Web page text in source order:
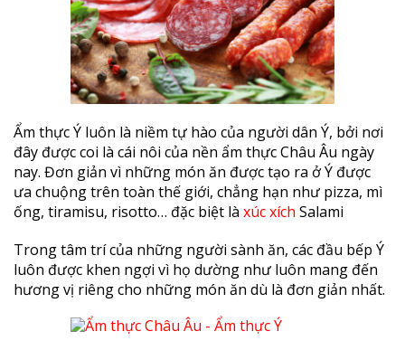
Ẩm thực Ý luôn là niềm tự hào của người dân Ý, bởi nơi
đây được coi là cái nôi của nền ẩm thực Châu Âu ngày
nay. Đơn giản vì những món ăn được tạo ra ở Ý được
ưa chuộng trên toàn thế giới, chẳng hạn như pizza, mì
ống, tiramisu, risotto… đặc biệt là xúc xích Salami
Trong tâm trí của những người sành ăn, các đầu bếp Ý
luôn được khen ngợi vì họ dường như luôn mang đến
hương vị riêng cho những món ăn dù là đơn giản nhất.